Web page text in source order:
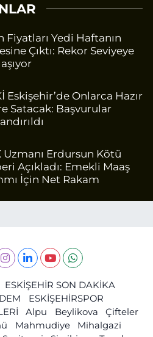
Fiyatları Yedi Haftanın
Çıktı: Rekor Seviyeye
Eskişehir’de Onlarca Hazır
Satacak: Başvurular
Uzmanı Erdursun Kötü
Açıkladı: Emekli Maaş
İçin Net Rakam
ESKİŞEHİR SON DAKİKA
ESKİŞEHİRSPOR
Alpu Beylikova
Çifteler
Mahmudiye
Mihalgazi